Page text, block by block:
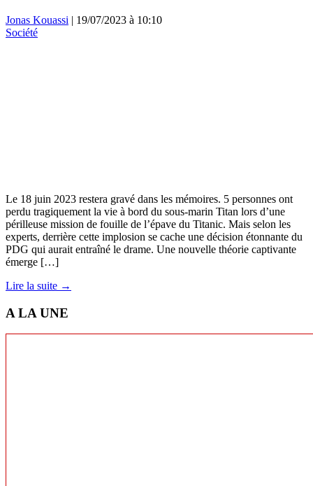
Jonas Kouassi | 19/07/2023 à 10:10
Société
Le 18 juin 2023 restera gravé dans les mémoires. 5 personnes ont
perdu tragiquement la vie à bord du sous-marin Titan lors d’une
périlleuse mission de fouille de l’épave du Titanic. Mais selon les
experts, derrière cette implosion se cache une décision étonnante du
PDG qui aurait entraîné le drame. Une nouvelle théorie captivante
émerge […]
Lire la suite →
A LA UNE